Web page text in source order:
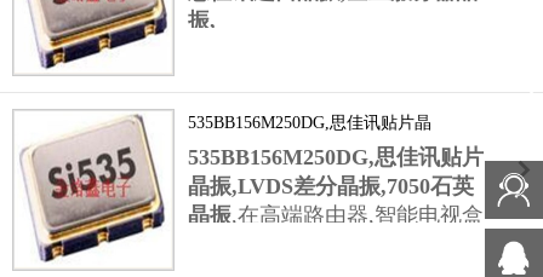
皮秒级)传输,为设备高精度数据处理,高速信号
振,
异的抗干扰性能.在基站信号收发,光纤通信数
据传输等环节,能有效抵御外界电磁干扰,确保
时钟信号精准同步,减少信号传输误码率,提升
电信网络通信质量.此外,其适应电信设备复杂
535BB156M250DG,思佳讯贴片晶
振,LVDS差分晶振,7050石英晶振
535BB156M250DG,思佳讯贴片
晶振,LVDS差分晶振,7050石英
晶振,在高端路由器,智能电视盒